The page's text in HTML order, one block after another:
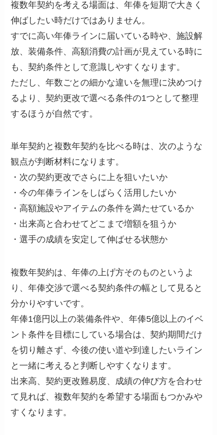
複数年契約を考える場面は、年俸を短期で大きく
伸ばしたい時だけではありません。
すでに高い年俸ラインに届いている時や、施設解
放、装備条件、高額消費の計画が見えている時に
も、契約条件として意識しやすくなります。
ただし、年数ごとの細かな違いを無理に決めつけ
るより、契約更改で選べる条件の1つとして整理
するほうが自然です。
単年契約と複数年契約を比べる時は、次のような
観点が判断材料になります。
・次の契約更改でさらに上を狙いたいか
・今の年俸ラインをしばらく活用したいか
・高額施設やアイテムの条件を満たせているか
・出来高と合わせてどこまで増額を狙うか
・選手の成績を安定して伸ばせる状態か
複数年契約は、年俸の上げ方そのものというよ
り、年俸交渉で選べる契約条件の幅として見ると
分かりやすいです。
年俸1億円以上の装備条件や、年俸5億以上のイベ
ント条件を目標にしている場合は、契約期間だけ
を切り離さず、今後の使い道や到達したいライン
と一緒に考えると判断しやすくなります。
出来高、契約更改難易度、成績の伸び方を合わせ
て見れば、複数年契約を希望する場面もつかみや
すくなります。